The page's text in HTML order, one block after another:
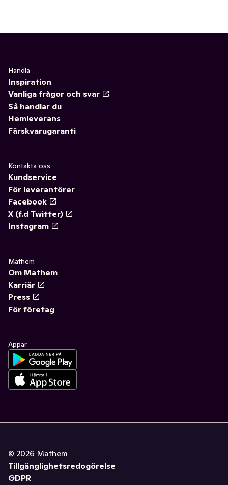
Handla
Inspiration
Vanliga frågor och svar
Så handlar du
Hemleverans
Färskvarugaranti
Kontakta oss
Kundservice
För leverantörer
Facebook
X (f.d Twitter)
Instagram
Mathem
Om Mathem
Karriär
Press
För företag
Appar
© 2026 Mathem
Tillgänglighetsredogörelse
GDPR